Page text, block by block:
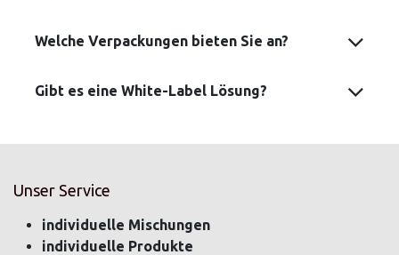
Welche Verpackungen bieten Sie an?
Gibt es eine White-Label Lösung?
Unser Service
individuelle Mischungen
individuelle Produkte